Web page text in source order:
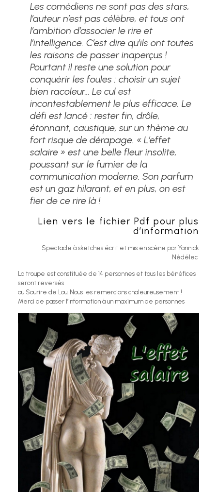
Les comédiens ne sont pas des stars,
l’auteur n’est pas célèbre, et tous ont
l’ambition d’associer le rire et
l’intelligence. C’est dire qu’ils ont toutes
les raisons de passer inaperçus !
Pourtant il reste une solution pour
conquérir les foules : choisir un sujet
bien racoleur… Le cul est
incontestablement le plus efficace. Le
défi est lancé : rester fin, drôle,
étonnant, caustique, sur un thème au
fort risque de dérapage. « L’effet
salaire » est une belle fleur insolite,
poussant sur le fumier de la
communication moderne. Son parfum
est un gaz hilarant, et en plus, on est
fier de ce rire là !
Lien vers le fichier Pdf pour plus
d’information
Spectacle à sketches écrit et mis en scène par Yannick
Nédélec
La troupe est constituée de 14 personnes et tous les bénéfices
seront reversés
au Sourire de Lou. Nous les remercions chaleureusement !
Merci de passer l’information à un maximum de personnes